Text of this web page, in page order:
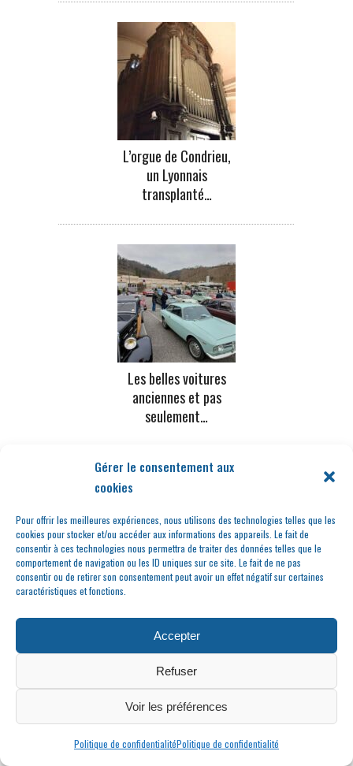
Gérer le consentement aux
cookies
Pour offrir les meilleures expériences, nous utilisons des technologies telles que les
cookies pour stocker et/ou accéder aux informations des appareils. Le fait de
consentir à ces technologies nous permettra de traiter des données telles que le
comportement de navigation ou les ID uniques sur ce site. Le fait de ne pas
consentir ou de retirer son consentement peut avoir un effet négatif sur certaines
caractéristiques et fonctions.
Accepter
Refuser
Voir les préférences
Politique de confidentialitéPolitique de confidentialité
L’orgue de Condrieu,
un Lyonnais
transplanté…
Les belles voitures
anciennes et pas
seulement…
Commandant Fanjat